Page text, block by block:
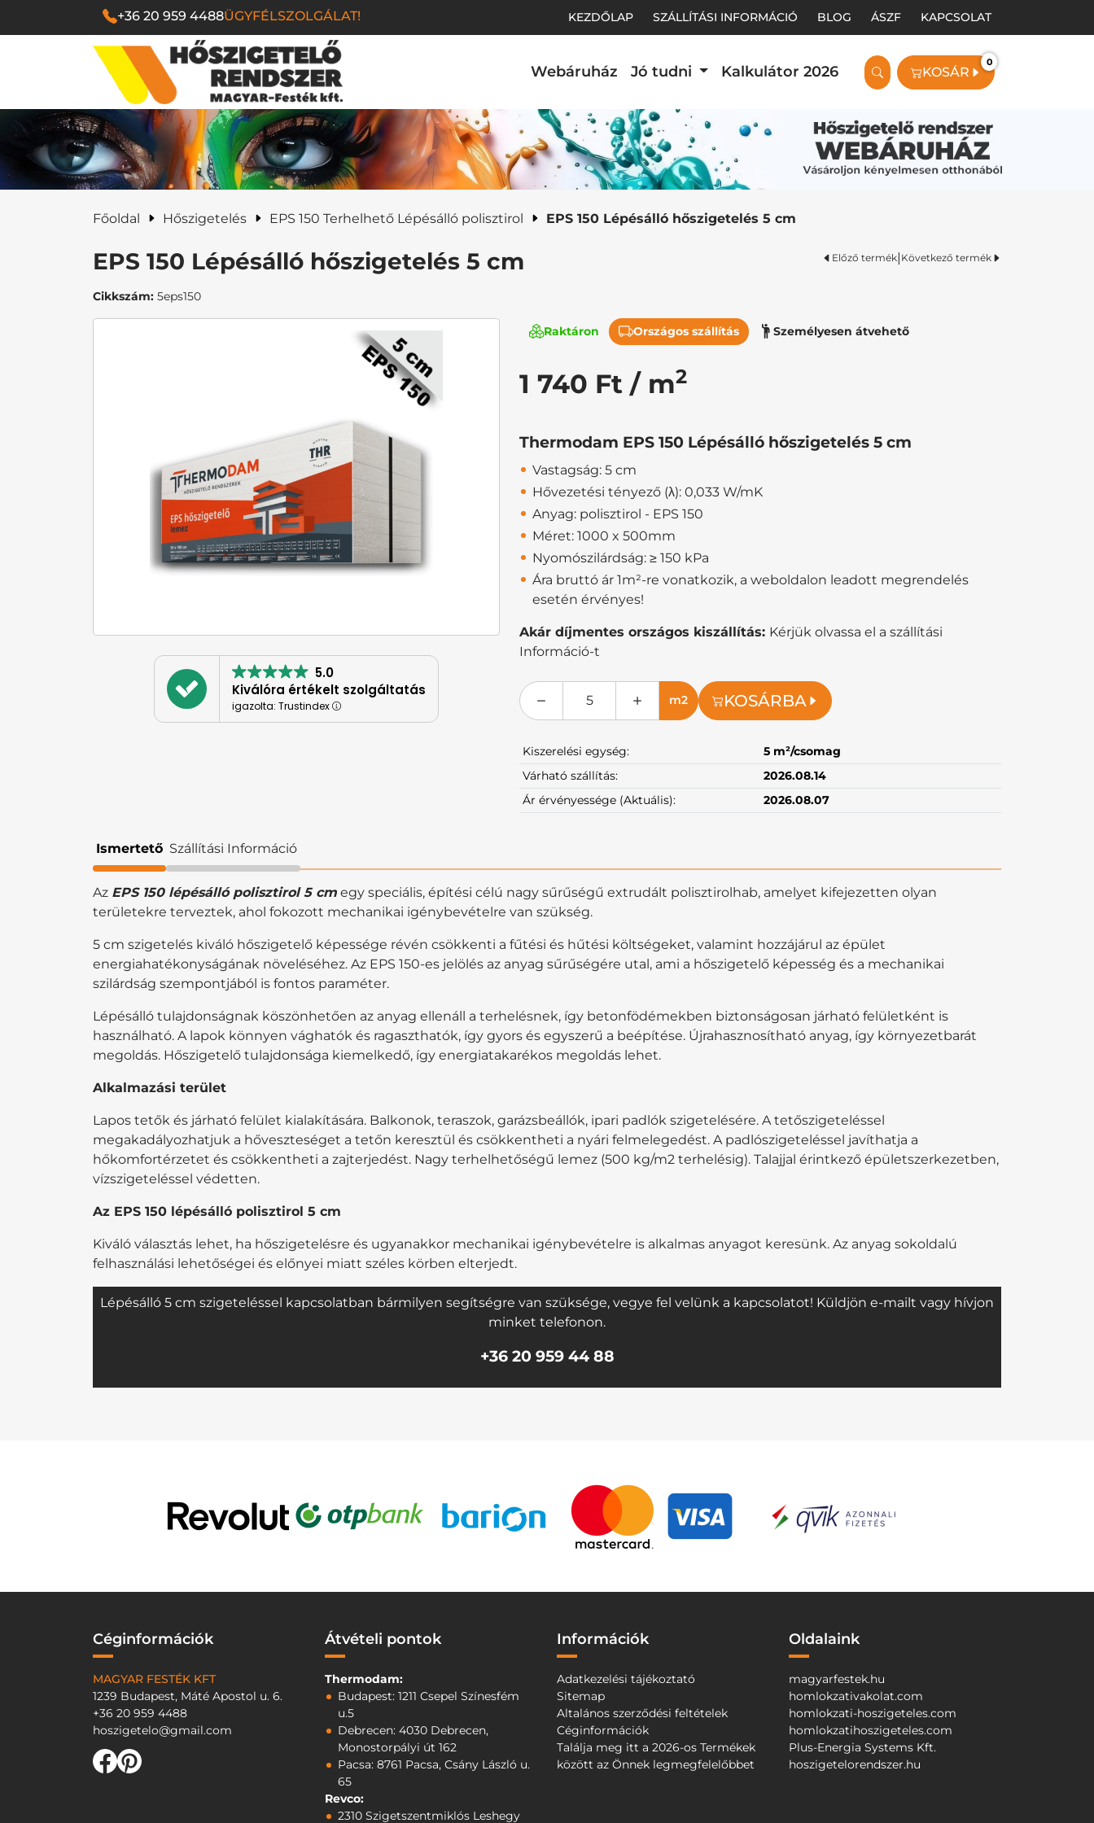
+36 20 959 4488ÜGYFÉLSZOLGÁLAT! KEZDŐLAP SZÁLLÍTÁSI INFORMÁCIÓ BLOG ÁSZF KAPCSOLAT
Magyar Festék Kft.
Webáruház Jó tudni Kalkulátor 2026 KOSÁR
0
Főoldal Hőszigetelés EPS 150 Terhelhető Lépésálló polisztirol EPS 150 Lépésálló hőszigetelés 5 cm
EPS 150 Lépésálló hőszigetelés 5 cm Előző termék| Következő termék
Cikkszám: 5eps150
5.0
Kiválóra értékelt szolgáltatás
igazolta: Trustindex
Raktáron Országos szállítás Személyesen átvehető
1 740 Ft / m2
Thermodam EPS 150 Lépésálló hőszigetelés 5 cm
Vastagság: 5 cm
Hővezetési tényező (λ): 0,033 W/mK
Anyag: polisztirol - EPS 150
Méret: 1000 x 500mm
Nyomószilárdság: ≥ 150 kPa
Ára bruttó ár 1m²-re vonatkozik, a weboldalon leadott megrendelés
esetén érvényes!
Akár díjmentes országos kiszállítás: Kérjük olvassa el a szállítási
Információ-t
m2 KOSÁRBA
Kiszerelési egység:
5 m²/csomag
Várható szállítás:
2026.08.14
Ár érvényessége (Aktuális):
2026.08.07
Ismertető Szállítási Információ
Az EPS 150 lépésálló polisztirol 5 cm egy speciális, építési célú nagy sűrűségű extrudált polisztirolhab, amelyet kifejezetten olyan
területekre terveztek, ahol fokozott mechanikai igénybevételre van szükség.
5 cm szigetelés kiváló hőszigetelő képessége révén csökkenti a fűtési és hűtési költségeket, valamint hozzájárul az épület
energiahatékonyságának növeléséhez. Az EPS 150-es jelölés az anyag sűrűségére utal, ami a hőszigetelő képesség és a mechanikai
szilárdság szempontjából is fontos paraméter.
Lépésálló tulajdonságnak köszönhetően az anyag ellenáll a terhelésnek, így betonfödémekben biztonságosan járható felületként is
használható. A lapok könnyen vághatók és ragaszthatók, így gyors és egyszerű a beépítése. Újrahasznosítható anyag, így környezetbarát
megoldás. Hőszigetelő tulajdonsága kiemelkedő, így energiatakarékos megoldás lehet.
Alkalmazási terület
Lapos tetők és járható felület kialakítására. Balkonok, teraszok, garázsbeállók, ipari padlók szigetelésére. A tetőszigeteléssel
megakadályozhatjuk a hőveszteséget a tetőn keresztül és csökkentheti a nyári felmelegedést. A padlószigeteléssel javíthatja a
hőkomfortérzetet és csökkentheti a zajterjedést. Nagy terhelhetőségű lemez (500 kg/m2 terhelésig). Talajjal érintkező épületszerkezetben,
vízszigeteléssel védetten.
Az EPS 150 lépésálló polisztirol 5 cm
Kiváló választás lehet, ha hőszigetelésre és ugyanakkor mechanikai igénybevételre is alkalmas anyagot keresünk. Az anyag sokoldalú
felhasználási lehetőségei és előnyei miatt széles körben elterjedt.
Lépésálló 5 cm szigeteléssel kapcsolatban bármilyen segítségre van szüksége, vegye fel velünk a kapcsolatot! Küldjön e-mailt vagy hívjon
minket telefonon.
+36 20 959 44 88
Céginformációk
MAGYAR FESTÉK KFT
1239 Budapest, Máté Apostol u. 6.
+36 20 959 4488
hoszigetelo@gmail.com
Átvételi pontok
Thermodam:
Budapest: 1211 Csepel Színesfém
u.5
Debrecen: 4030 Debrecen,
Monostorpályi út 162
Pacsa: 8761 Pacsa, Csány László u.
65
Revco:
2310 Szigetszentmiklós Leshegy
Információk
Adatkezelési tájékoztató
Sitemap
Altalános szerződési feltételek
Céginformációk
Találja meg itt a 2026-os Termékek
között az Önnek legmegfelelőbbet
Oldalaink
magyarfestek.hu
homlokzativakolat.com
homlokzati-hoszigeteles.com
homlokzatihoszigeteles.com
Plus-Energia Systems Kft.
hoszigetelorendszer.hu